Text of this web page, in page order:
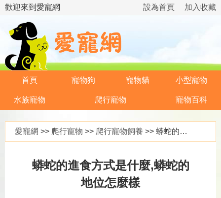
歡迎來到愛寵網 加入收藏
設為首頁
首頁 寵物狗 寵物貓 小型寵物
水族寵物 爬行寵物 寵物百科
愛寵網 >> 爬行寵物 >> 爬行寵物飼養 >> 蟒蛇的進食方式是什麼,蟒蛇的地位怎麼樣
蟒蛇的進食方式是什麼,蟒蛇的
地位怎麼樣